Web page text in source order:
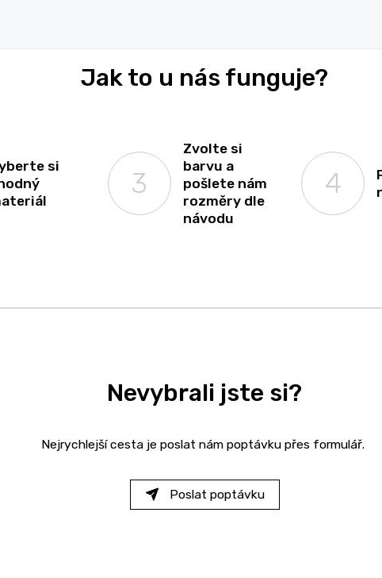
u
Jak to u nás funguje?
si
Zvolte si
barvu a
pošlete nám
rozměry dle
návodu
Nevybrali jste si?
Nejrychlejší cesta je poslat nám poptávku přes formulář.
Poslat poptávku